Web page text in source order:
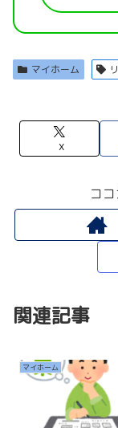
マイホーム
X
コ
関連記事
マイホーム